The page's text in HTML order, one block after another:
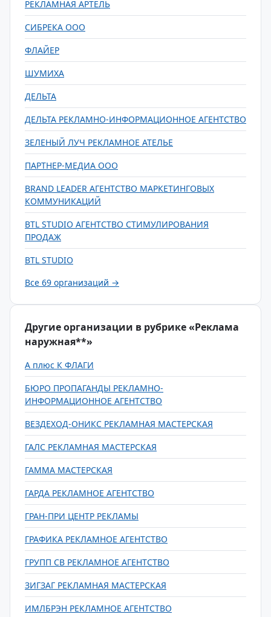
РЕКЛАМНАЯ АРТЕЛЬ
СИБРЕКА ООО
ФЛАЙЕР
ШУМИХА
ДЕЛЬТА
ДЕЛЬТА РЕКЛАМНО-ИНФОРМАЦИОННОЕ АГЕНТСТВО
ЗЕЛЕНЫЙ ЛУЧ РЕКЛАМНОЕ АТЕЛЬЕ
ПАРТНЕР-МЕДИА ООО
BRAND LEADER АГЕНТСТВО МАРКЕТИНГОВЫХ
КОММУНИКАЦИЙ
BTL STUDIO АГЕНТСТВО СТИМУЛИРОВАНИЯ
ПРОДАЖ
BTL STUDIO
Все 69 организаций →
Другие организации в рубрике «Реклама
наружная**»
А плюс К ФЛАГИ
БЮРО ПРОПАГАНДЫ РЕКЛАМНО-
ИНФОРМАЦИОННОЕ АГЕНТСТВО
ВЕЗДЕХОД-ОНИКС РЕКЛАМНАЯ МАСТЕРСКАЯ
ГАЛС РЕКЛАМНАЯ МАСТЕРСКАЯ
ГАММА МАСТЕРСКАЯ
ГАРДА РЕКЛАМНОЕ АГЕНТСТВО
ГРАН-ПРИ ЦЕНТР РЕКЛАМЫ
ГРАФИКА РЕКЛАМНОЕ АГЕНТСТВО
ГРУПП СВ РЕКЛАМНОЕ АГЕНТСТВО
ЗИГЗАГ РЕКЛАМНАЯ МАСТЕРСКАЯ
ИМЛБРЭН РЕКЛАМНОЕ АГЕНТСТВО